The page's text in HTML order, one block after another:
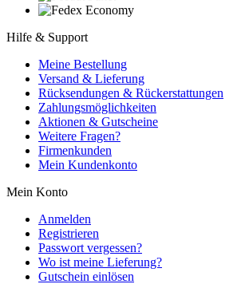
Hilfe & Support
Meine Bestellung
Versand & Lieferung
Rücksendungen & Rückerstattungen
Zahlungsmöglichkeiten
Aktionen & Gutscheine
Weitere Fragen?
Firmenkunden
Mein Kundenkonto
Mein Konto
Anmelden
Registrieren
Passwort vergessen?
Wo ist meine Lieferung?
Gutschein einlösen